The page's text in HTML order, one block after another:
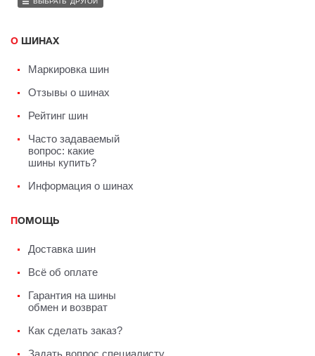
О ШИНАХ
Маркировка шин
Отзывы о шинах
Рейтинг шин
Часто задаваемый
вопрос: какие
шины купить?
Информация о шинах
ПОМОЩЬ
Доставка шин
Всё об оплате
Гарантия на шины
обмен и возврат
Как сделать заказ?